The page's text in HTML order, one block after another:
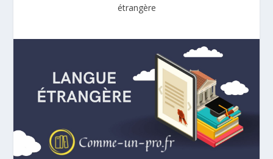
étrangère